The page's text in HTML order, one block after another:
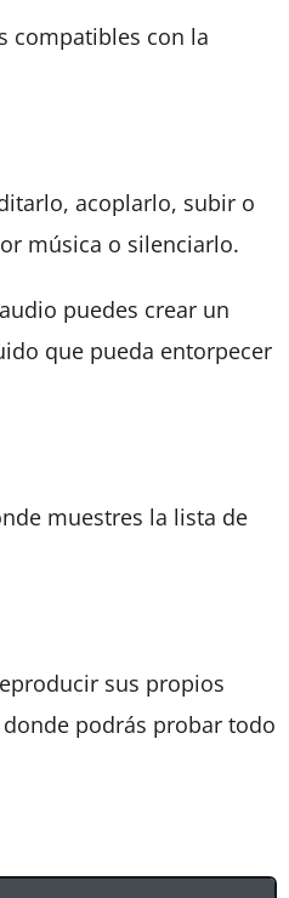
compatibles con la
acoplarlo, subir o
música o silenciarlo.
puedes crear un
que pueda entorpecer
muestres la lista de
sus propios
podrás probar todo